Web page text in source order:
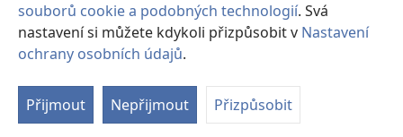
souborů cookie a podobných technologií. Svá
nastavení si můžete kdykoli přizpůsobit v Nastavení
ochrany osobních údajů.
Přijmout Nepřijmout Přizpůsobit
Copyright© 2026 Watch Tower Bible and Tract Society of Pennsylvania.
PODMÍNKY POUŽITÍ|OCHRANA SOUKROMÍ
SOUKROMÍ